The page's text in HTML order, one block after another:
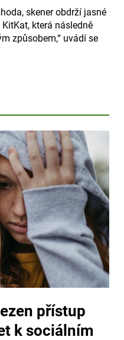
skener obdrží jasné
která následně
způsobem,“ uvádí se
přístup
k sociálním